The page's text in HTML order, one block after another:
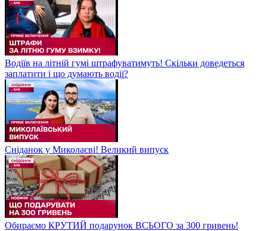
Водіїв на літній гумі штрафуватимуть! Скільки доведеться
заплатити і що думають водії?
Сніданок у Миколаєві! Великий випуск
Обираємо КРУТИЙ подарунок ВСЬОГО за 300 гривень!